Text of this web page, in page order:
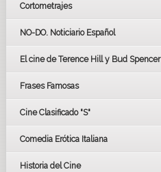
LOS OSCARS
GOYAS
BAFTA
Cortometrajes
NO-DO. Noticiario Español
El cine de Terence Hill y Bud Spencer
Frases Famosas
Cine Clasificado "S"
Comedia Erótica Italiana
Historia del Cine